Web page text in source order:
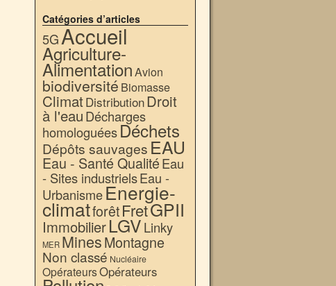
Catégories d’articles
5GAccueil
Agriculture-
AlimentationAvion
biodiversité Biomasse
ClimatDistributionDroit
à l'eauDécharges
homologuéesDéchets
Dépôts sauvages EAU
Eau - Santé QualitéEau
- Sites industrielsEau -
UrbanismeEnergie-
climatforêtFretGPII
ImmobilierLGVLinky
MER MinesMontagne
Non classé Nucléaire
OpérateursOpérateurs